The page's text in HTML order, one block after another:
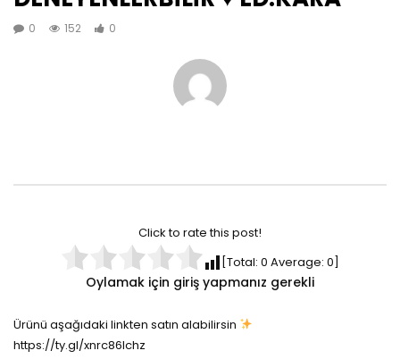
0 152 0
Click to rate this post!
[Total: 0 Average: 0]
Oylamak için giriş yapmanız gerekli
Ürünü aşağıdaki linkten satın alabilirsin
https://ty.gl/xnrc86lchz